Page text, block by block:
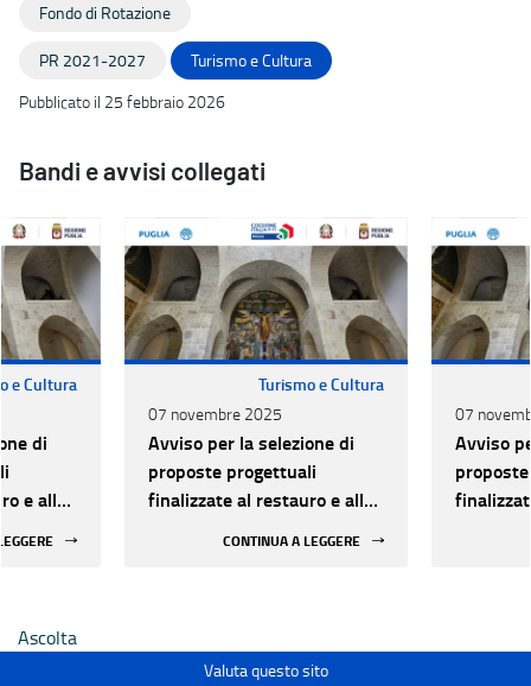
Fondo di Rotazione
PR 2021-2027
Turismo e Cultura
Pubblicato il 25 febbraio 2026
Bandi e avvisi collegati
e Cultura
di
e alla
Turismo e Cultura
07 novembre 2025
Avviso per la selezione di
proposte progettuali
finalizzate al restauro e alla
CONTINUA A LEGGERE
07
Avviso
Ascolta
Valuta questo sito